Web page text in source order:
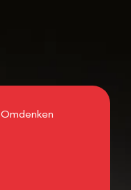
Omdenken